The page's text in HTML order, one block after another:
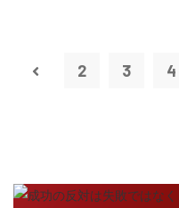
2 3 4